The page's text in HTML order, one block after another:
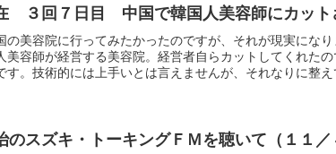
３回７日目 中国で韓国人美容師にカット
の美容院に行ってみたかったのですが、それが現実にな
美容師が経営する美容院。経営者自らカットしてくれた
す。技術的には上手いとは言えませんが、それなりに整
のスズキ・トーキングＦＭを聴いて（１１／